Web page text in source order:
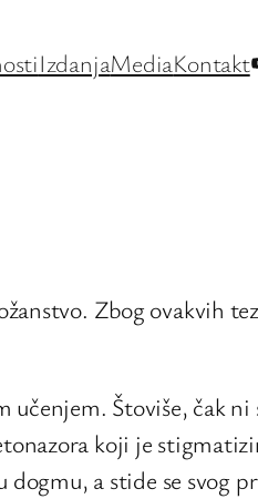
IzdanjaMediaKontakt
Zbog ovakvih
Štoviše, čak
koji je
a stide se svog